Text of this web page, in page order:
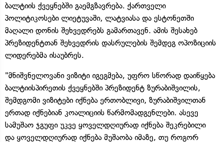
ბალტიის ქვეყნებში გაემგზავრება. ქართველი
პოლიტიკოსები ლიეტუვაში, ლატვიასა და ესტონეთში
მაღალი დონის შეხვედრებს გამართავენ. ამის შესახებ
პრეზიდენტთან შეხვედრის დასრულების შემდეგ ოპოზიციის
ლიდერებმა ისაუბრეს.
"მნიშვნელოვანი ვიზიტი იგეგმება, უფრო სწორად დაიწყება
ბალტიისპირეთის ქვეყნებში პრეზიდენტ ზურაბიშვილის,
შემდგომი ვიზიტები იქნება ერთობლივი, ზურაბიშვილთან
ერთად იქნებიან კოალიციის წარმომადგენლები. ასევე
სამუშაო ჯგუფი უკვე ყოველდღიურად იქნება შეკრებილი
და ყოველდღიურად იქნება მუშაობა იმაზე, თუ როგორ